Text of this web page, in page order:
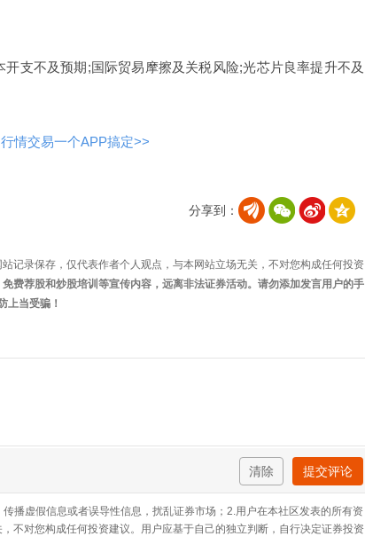
支不及预期;国际贸易摩擦及关税风险;光芯片良率提升不及
情交易一个APP搞定>>
分享到：
记录保存，仅代表作者个人观点，与本网站立场无关，不对您构成任何投资
费荐股和炒股培训等宣传内容，远离非法证券活动。请勿添加发言用户的手
上当受骗！
清除 提交评论
播虚假信息或者误导性信息，扰乱证券市场；2.用户在本社区发表的所有资
不对您构成任何投资建议。用户应基于自己的独立判断，自行决定证券投资